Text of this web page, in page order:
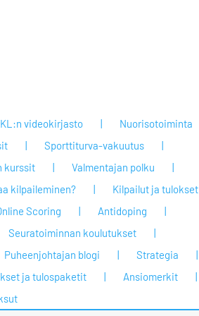
videokirjasto
Nuorisotoiminta
Sporttiturva-vakuutus
kurssit
Valmentajan polku
kilpaileminen?
Kilpailut ja tulokset
Scoring
Antidoping
Seuratoiminnan koulutukset
Puheenjohtajan blogi
Strategia
ja tulospaketit
Ansiomerkit